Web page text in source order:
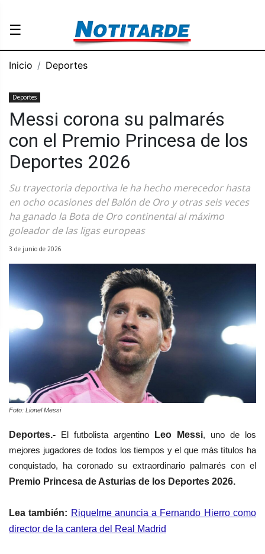
☰
Inicio Deportes
Deportes
Messi corona su palmarés
con el Premio Princesa de los
Deportes 2026
Su trayectoria deportiva le ha hecho merecedor hasta
en ocho ocasiones del Balón de Oro y otras seis veces
ha ganado la Bota de Oro continental al máximo
goleador de las ligas europeas
3 de junio de 2026
Foto: Lionel Messi
Deportes.- El futbolista argentino Leo Messi, uno de los
mejores jugadores de todos los tiempos y el que más títulos ha
conquistado, ha coronado su extraordinario palmarés con el
Premio Princesa de Asturias de los Deportes 2026.
Lea también: Riquelme anuncia a Fernando Hierro como
director de la cantera del Real Madrid